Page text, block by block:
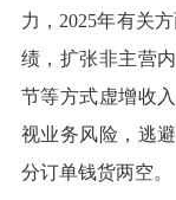
力，2025年有关
绩，扩张非主营
节等方式虚增收
视业务风险，逃
分订单钱货两空。